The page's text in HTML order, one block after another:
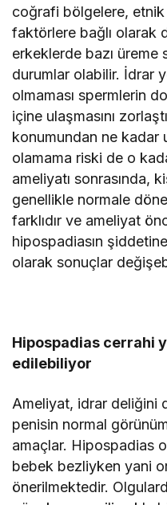
coğrafi bölgelere,
faktörlere bağlı olarak
erkeklerde bazı üreme
durumlar olabilir. İdrar
olmaması spermlerin
içine ulaşmasını
konumundan ne kadar
olamama riski de o
ameliyatı sonrasında,
genellikle normale
farklıdır ve ameliyat
hipospadiasın
olarak sonuçlar
Hipospadias cerrahi
edilebiliyor
Ameliyat, idrar deliğini
penisin normal
amaçlar. Hipospadias
bebek bezliyken yani
önerilmektedir.